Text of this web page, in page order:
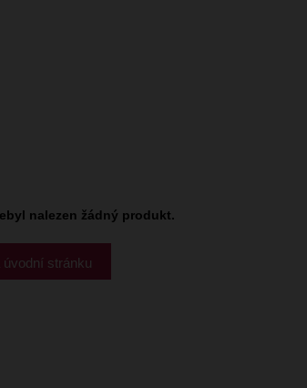
nalezen žádný produkt.
úvodní stránku